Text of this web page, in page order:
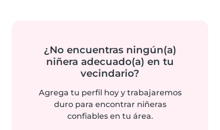
¿No encuentras ningún(a)
niñera adecuado(a) en tu
vecindario?
Agrega tu perfil hoy y trabajaremos
duro para encontrar niñeras
confiables en tu área.